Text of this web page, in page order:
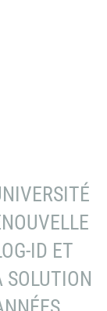
ID ET
SOLUTION